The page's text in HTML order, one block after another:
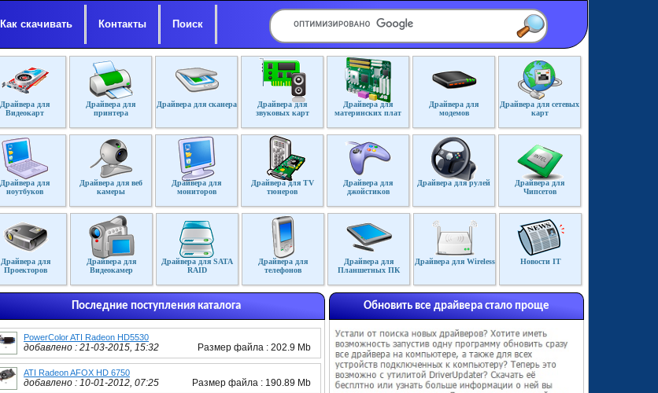
Как скачивать Контакты Поиск
Драйвера для
Видеокарт
Драйвера для
принтера
Драйвера для сканера
Драйвера для
звуковых карт
Драйвера для
материнских плат
Драйвера для
модемов
Драйвера для сетевых
карт
Драйвера для
ноутбуков
Драйвера для веб
камеры
Драйвера для
мониторов
Драйвера для TV
тюнеров
Драйвера для
джойстиков
Драйвера для рулей
Драйвера для
Чипсетов
Драйвера для
Проекторов
Драйвера для
Видеокамер
Драйвера для SATA
RAID
Драйвера для
телефонов
Драйвера для
Планшетных ПК
Драйвера для Wireless Новости IT
Обновить все драйвера стало проще
Последние поступления каталога
PowerColor ATI Radeon HD5530
добавлено : 21-03-2015, 15:32 Размер файла : 202.9 Mb
ATI Radeon AFOX HD 6750
добавлено : 10-01-2012, 07:25 Размер файла : 190.89 Mb